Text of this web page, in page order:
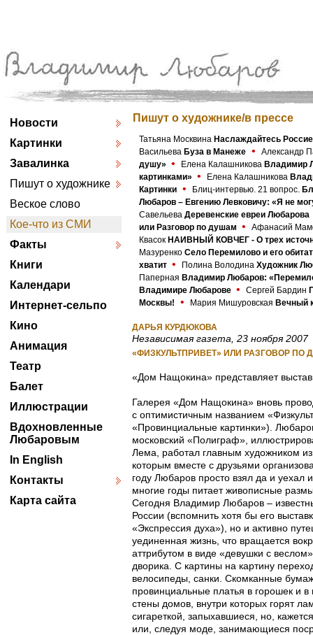
Новости
Картинки
Завалинка
Пишут о художнике
Веское слово
Кое-что из СМИ
Факты
Книги
Календари
Интернет-сельпо
Кино
Анимация
Театр
Балет
Иллюстрации
Вдохновленные
Любаровым
In English
Контакты
Карта сайта
Пишут о художнике/в прессе
Татьяна Москвина Наслаждайтесь
Васильева Буза в Манеже •
Александр
душу» • Елена Калашникова Владимир
картинками» • Елена Калашникова
Картинки • Блиц-интервью. 21 вопрос.
Любаров – Евгению Левковичу: «Я не
Савельева Деревенские евреи Любарова
или Разговор по душам •
Афанасий
Квасок НАИВНЫЙ КОВЧЕГ - О трех
Мазуренко Село Перемилово и его
хватит • Полина Володина Художник
Паперная Владимир Любаров:
Владимире Любарове • Сергей Бардин
Москвы!
• Мария Мишуровская Вечный
ДАРЬЯ КУРДЮКОВА
Независимая газета, 23 ноября 2007
«ФИЗКУЛЬТПРИВЕТ» ИЛИ РАЗГОВОР ПО
«Дом Нащокина» представляет
Галерея «Дом Нащокина» вновь
с оптимистичным названием
«Провинциальные картинки»).
московский «Полиграф»,
Лема, работал главным художником
которым вместе с друзьями
году Любаров просто взял да и
многие годы питает живописные
Сегодня Владимир Любаров –
России (вспомнить хотя бы его
«Экспрессия духа»), но и активно
уединенная жизнь, что вращается
аттрибутом в виде «девушки с
дворика. С картины на картину
велосипеды, санки. Скомканные
провинциальные платья в горошек и
стены домов, внутри которых горят
сигареткой, запыхавшиеся, но,
или, следуя моде, занимающиеся